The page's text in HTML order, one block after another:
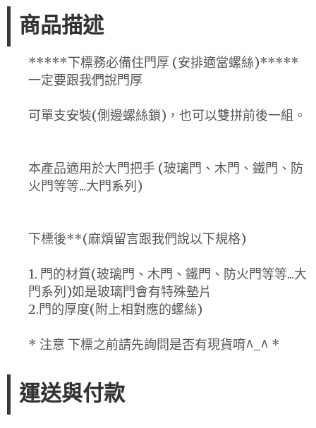
商品描述
*****下標務必備住門厚 (安排適當螺絲)*****
一定要跟我們說門厚
可單支安裝(側邊螺絲鎖)，也可以雙拼前後一組。
本產品適用於大門把手 (玻璃門、木門、鐵門、防
火門等等...大門系列)
下標後**(麻煩留言跟我們說以下規格)
1. 門的材質(玻璃門、木門、鐵門、防火門等等...大
門系列)如是玻璃門會有特殊墊片
2.門的厚度(附上相對應的螺絲)
* 注意 下標之前請先詢問是否有現貨唷^_^ *
運送與付款